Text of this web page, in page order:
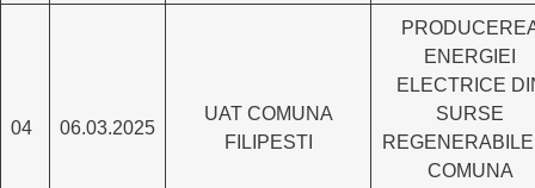
04 06.03.2025
UAT COMUNA
FILIPESTI
ENERGIEI
ELECTRICE
SURSE
COMUNA